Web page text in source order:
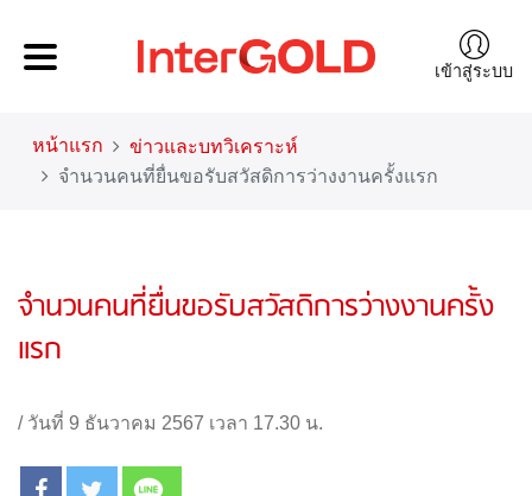
เข้าสู่ระบบ
หน้าแรก
ข่าวและบทวิเคราะห์
จำนวนคนที่ยื่นขอรับสวัสดิการว่างงานครั้งแรก
จำนวนคนที่ยื่นขอรับสวัสดิการว่างงานครั้ง
แรก
/ วันที่ 9 ธันวาคม 2567 เวลา 17.30 น.